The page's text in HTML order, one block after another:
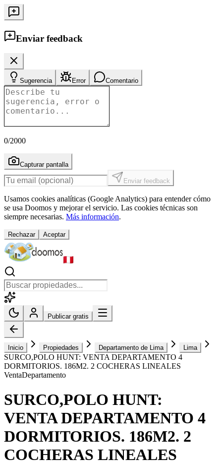
Enviar feedback
Sugerencia Error Comentario
0/2000
Capturar pantalla
Enviar feedback
Usamos cookies analíticas (Google Analytics) para entender cómo
se usa Doomos y mejorar el servicio. Las cookies técnicas son
siempre necesarias. Más información.
Rechazar Aceptar
Publicar gratis
Inicio Propiedades Departamento de Lima Lima
SURCO,POLO HUNT: VENTA DEPARTAMENTO 4
DORMITORIOS. 186M2. 2 COCHERAS LINEALES
VentaDepartamento
SURCO,POLO HUNT:
VENTA DEPARTAMENTO 4
DORMITORIOS. 186M2. 2
COCHERAS LINEALES